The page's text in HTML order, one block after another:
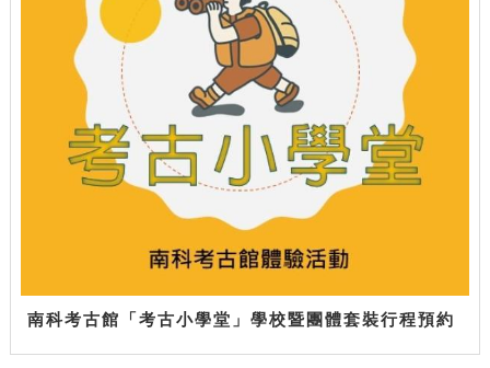
南科考古館「考古小學堂」學校暨團體套裝行程預約